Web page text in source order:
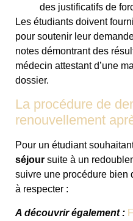
des justificatifs de
Les étudiants doivent
pour soutenir leur
notes démontrant des
médecin attestant d’une
dossier.
La procédure de
renouvellement
Pour un étudiant
séjour suite à un
suivre une procédure bien
à respecter :
A découvrir également :